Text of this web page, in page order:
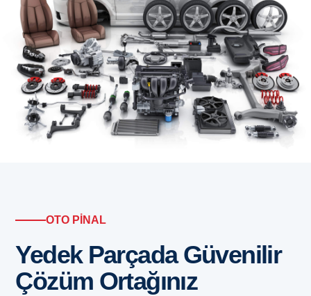
OTO PİNAL
Yedek Parçada Güvenilir
Çözüm Ortağınız